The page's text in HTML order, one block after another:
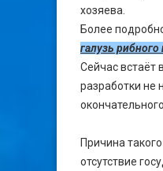
хозяева.
Более
галузь рибного
Сейчас встаёт
разработки не
Причина
отсутствие